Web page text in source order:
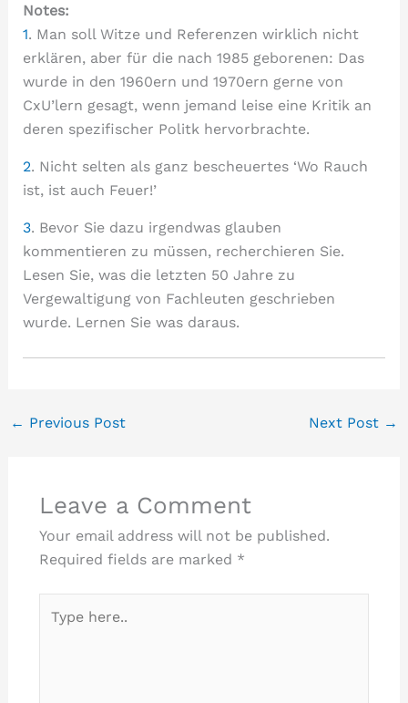
Notes:
1. Man soll Witze und Referenzen wirklich nicht
erklären, aber für die nach 1985 geborenen: Das
wurde in den 1960ern und 1970ern gerne von
CxU’lern gesagt, wenn jemand leise eine Kritik an
deren spezifischer Politk hervorbrachte.
2. Nicht selten als ganz bescheuertes ‘Wo Rauch
ist, ist auch Feuer!’
3. Bevor Sie dazu irgendwas glauben
kommentieren zu müssen, recherchieren Sie.
Lesen Sie, was die letzten 50 Jahre zu
Vergewaltigung von Fachleuten geschrieben
wurde. Lernen Sie was daraus.
← Previous Post Next Post →
Leave a Comment
Your email address will not be published.
Required fields are marked *
here..